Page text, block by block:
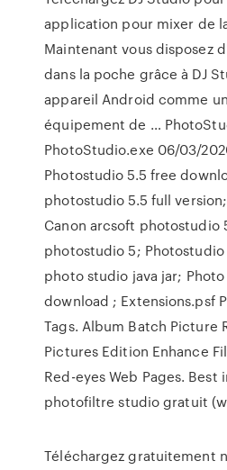
application pour mixer de
Maintenant vous disposez
dans la poche grâce à DJ
appareil Android comme
équipement de …
PhotoStudio.exe 06/03/
Photostudio 5.5 free
photostudio 5.5 full
Canon arcsoft photostudio
photostudio 5;
photo studio java jar;
download ; Extensions.psf
Tags. Album Batch Picture
Pictures Edition Enhance
Red-eyes Web Pages.
photofiltre studio gratuit
Téléchargez gratuitement